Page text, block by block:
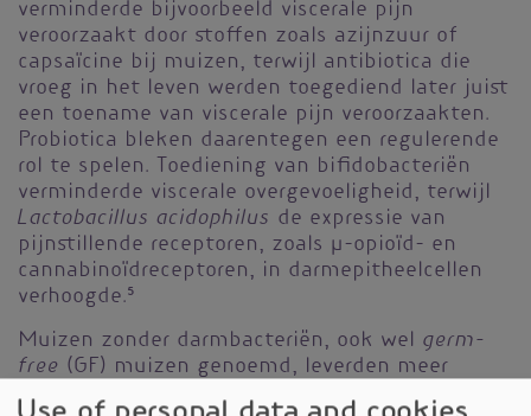
verminderde bijvoorbeeld viscerale pijn
veroorzaakt door stoffen zoals azijnzuur of
capsaïcine bij muizen, terwijl antibiotica die
vroeg in het leven werden toegediend later juist
een toename van viscerale pijn veroorzaakten.
Probiotica bleken daarentegen een regulerende
rol te spelen. Toediening van bifidobacteriën
verminderde viscerale overgevoeligheid, terwijl
Lactobacillus acidophilus de expressie van
pijnstillende receptoren, zoals μ-opioïd- en
cannabinoïdreceptoren, in darmepitheelcellen
verhoogde.5
Muizen zonder darmbacteriën, ook wel germ-
free (GF) muizen genoemd, leverden meer
bewijs voor de invloed van de microbiota op